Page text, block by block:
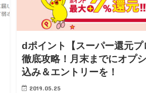
dポイント【スーパー還元プ
徹底攻略！月末までにオプ
込み＆エントリーを！
2019.05.25